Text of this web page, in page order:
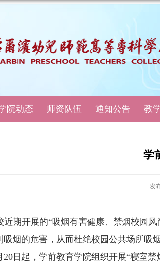
院动态 师资队伍 通知公告 教
学
发
近期开展的“吸烟有害健康、 禁烟校园风
吸烟的危害 ， 从而杜绝校园公共场所吸
20日起 ，学前教育学院组织开展“寝室禁